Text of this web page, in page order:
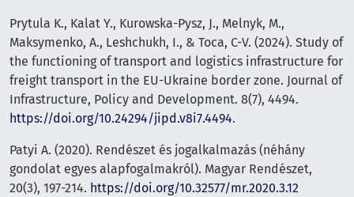
Prytula K., Kalat Y., Kurowska-Pysz, J., Melnyk, M.,
Maksymenko, A., Leshchukh, I., & Toca, C-V. (2024). Study of
the functioning of transport and logistics infrastructure for
freight transport in the EU-Ukraine border zone. Journal of
Infrastructure, Policy and Development. 8(7), 4494.
https://doi.org/10.24294/jipd.v8i7.4494.
Patyi A. (2020). Rendészet és jogalkalmazás (néhány
gondolat egyes alapfogalmakról). Magyar Rendészet,
20(3), 197-214. https://doi.org/10.32577/mr.2020.3.12